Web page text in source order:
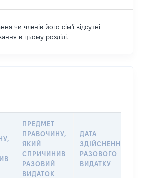
чи членів його сім'ї відсутні
в цьому розділі.
ПРЕДМЕТ
ПРАВОЧИНУ,
ЯКИЙ
СПРИЧИНИВ
РАЗОВИЙ
ВИДАТОК
ДАТА
ЗДІЙСНЕННЯ
РАЗОВОГО
ВИДАТКУ